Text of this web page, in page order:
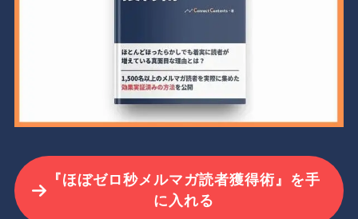
『ほぼゼロ秒メルマガ読者獲得術』を手
に入れる